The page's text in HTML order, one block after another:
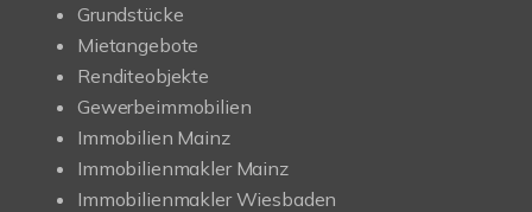
Grundstücke
Mietangebote
Renditeobjekte
Gewerbeimmobilien
Immobilien Mainz
Immobilienmakler Mainz
Immobilienmakler Wiesbaden